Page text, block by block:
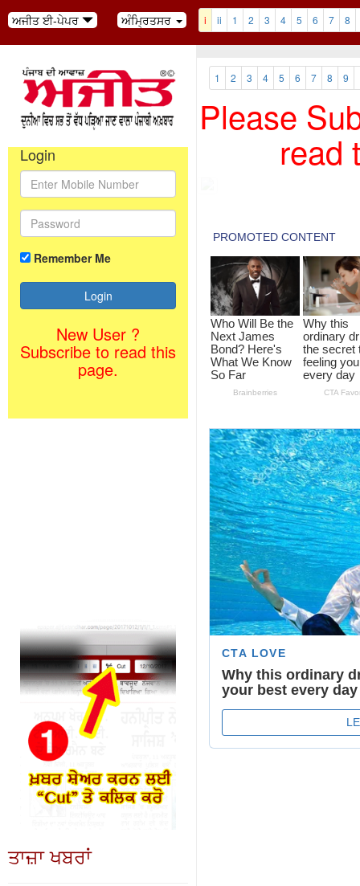
ਅਜੀਤ ਈ-ਪੇਪਰ ਅੰਮ੍ਰਿਤਸਰ i ii 1 2 3 4 5 6 7 8
Login
Remember Me
New User ?
Subscribe to read this
page.
ਤਾਜ਼ਾ ਖਬਰਾਂ
1 2 3 4 5 6 7 8 9
Please
read